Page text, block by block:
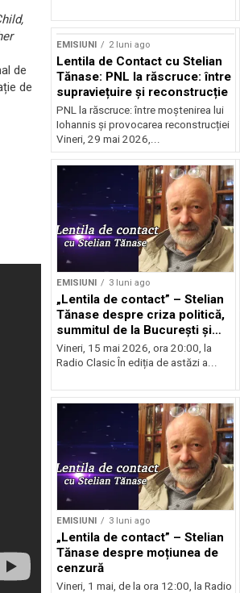
de
de
EMISIUNI 2 luni ago
Lentila de Contact cu Stelian
Tănase: PNL la răscruce: între
supraviețuire și reconstrucție
PNL la răscruce: între moștenirea lui
Iohannis și provocarea reconstrucției
Vineri, 29 mai 2026,...
EMISIUNI 3 luni ago
„Lentila de contact” – Stelian
Tănase despre criza politică,
summitul de la București și
ascensiunea lui Bolojan
Vineri, 15 mai 2026, ora 20:00, la
Radio Clasic În ediția de astăzi a...
EMISIUNI 3 luni ago
„Lentila de contact” – Stelian
Tănase despre moțiunea de
cenzură
Vineri, 1 mai, de la ora 12:00, la Radio